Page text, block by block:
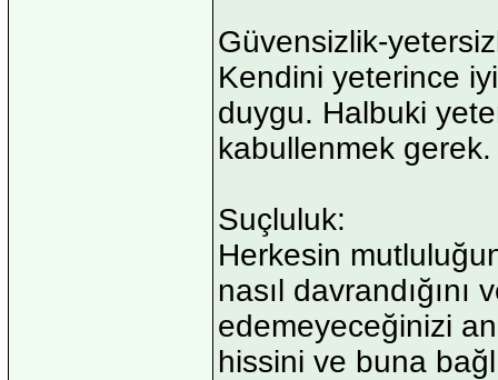
Güvensizlik-
Kendini yeterince
duygu. Halbuki
kabullenmek
Suçluluk:
Herkesin
nasıl
edemeyeceğinizi
hissini ve buna